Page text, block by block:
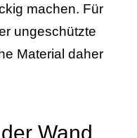
machen. Für
ungeschützte
Material daher
Wand